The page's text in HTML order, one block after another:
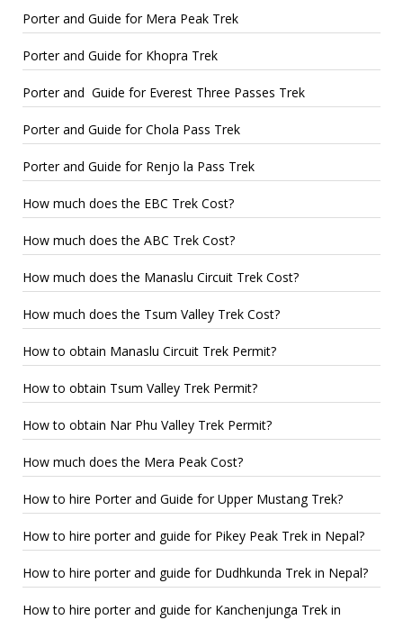
Porter and Guide for Mera Peak Trek
Porter and Guide for Khopra Trek
Porter and Guide for Everest Three Passes Trek
Porter and Guide for Chola Pass Trek
Porter and Guide for Renjo la Pass Trek
How much does the EBC Trek Cost?
How much does the ABC Trek Cost?
How much does the Manaslu Circuit Trek Cost?
How much does the Tsum Valley Trek Cost?
How to obtain Manaslu Circuit Trek Permit?
How to obtain Tsum Valley Trek Permit?
How to obtain Nar Phu Valley Trek Permit?
How much does the Mera Peak Cost?
How to hire Porter and Guide for Upper Mustang Trek?
How to hire porter and guide for Pikey Peak Trek in Nepal?
How to hire porter and guide for Dudhkunda Trek in Nepal?
How to hire porter and guide for Kanchenjunga Trek in